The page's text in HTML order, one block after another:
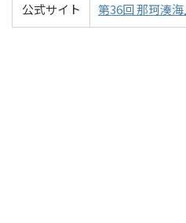
公式サイト 第36回 那珂湊